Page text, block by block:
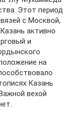
Этот период
с Москвой,
активно
и
на
Казань
вехой